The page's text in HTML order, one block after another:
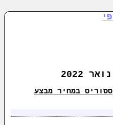
2022
במחיר מבצע